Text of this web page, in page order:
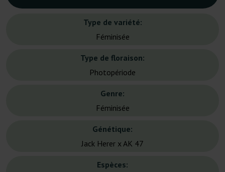
Type de variété:
Féminisée
Type de floraison:
Photopériode
Genre:
Féminisée
Génétique:
Jack Herer x AK 47
Espèces: